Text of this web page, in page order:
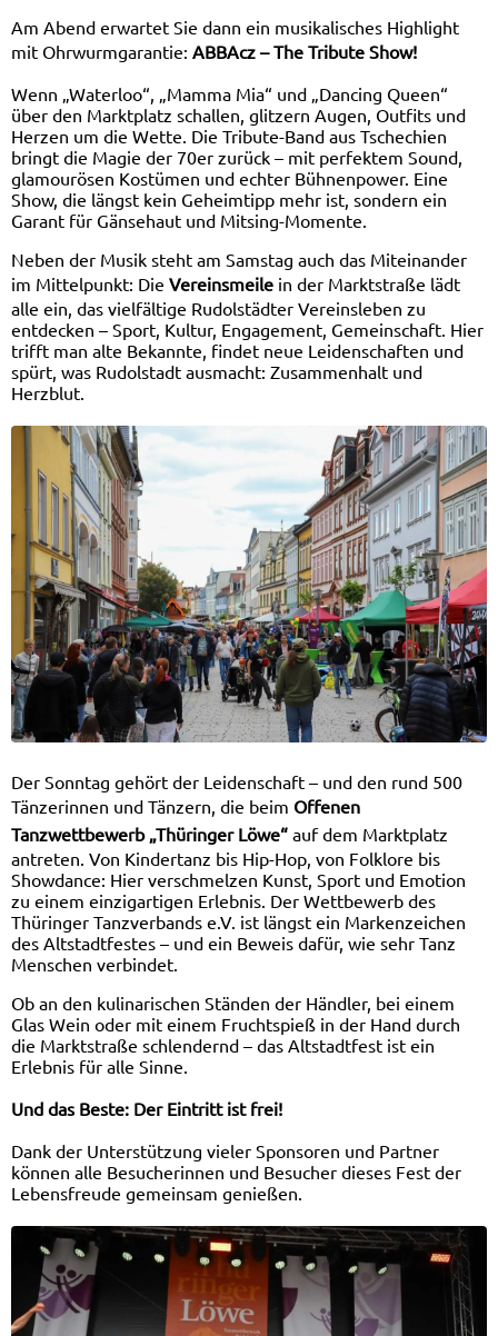
Am Abend erwartet Sie dann ein musikalisches Highlight
mit Ohrwurmgarantie: ABBAcz – The Tribute Show!
Wenn „Waterloo“, „Mamma Mia“ und „Dancing Queen“
über den Marktplatz schallen, glitzern Augen, Outfits und
Herzen um die Wette. Die Tribute-Band aus Tschechien
bringt die Magie der 70er zurück – mit perfektem Sound,
glamourösen Kostümen und echter Bühnenpower. Eine
Show, die längst kein Geheimtipp mehr ist, sondern ein
Garant für Gänsehaut und Mitsing-Momente.
Neben der Musik steht am Samstag auch das Miteinander
im Mittelpunkt: Die Vereinsmeile in der Marktstraße lädt
alle ein, das vielfältige Rudolstädter Vereinsleben zu
entdecken – Sport, Kultur, Engagement, Gemeinschaft. Hier
trifft man alte Bekannte, findet neue Leidenschaften und
spürt, was Rudolstadt ausmacht: Zusammenhalt und
Herzblut.
Der Sonntag gehört der Leidenschaft – und den rund 500
Tänzerinnen und Tänzern, die beim Offenen
Tanzwettbewerb „Thüringer Löwe“ auf dem Marktplatz
antreten. Von Kindertanz bis Hip-Hop, von Folklore bis
Showdance: Hier verschmelzen Kunst, Sport und Emotion
zu einem einzigartigen Erlebnis. Der Wettbewerb des
Thüringer Tanzverbands e.V. ist längst ein Markenzeichen
des Altstadtfestes – und ein Beweis dafür, wie sehr Tanz
Menschen verbindet.
Ob an den kulinarischen Ständen der Händler, bei einem
Glas Wein oder mit einem Fruchtspieß in der Hand durch
die Marktstraße schlendernd – das Altstadtfest ist ein
Erlebnis für alle Sinne.
Und das Beste: Der Eintritt ist frei!
Dank der Unterstützung vieler Sponsoren und Partner
können alle Besucherinnen und Besucher dieses Fest der
Lebensfreude gemeinsam genießen.